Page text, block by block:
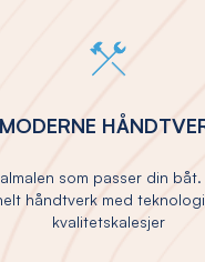
MODERNE
som passer din
håndtverk med
kvalitetskalesjer